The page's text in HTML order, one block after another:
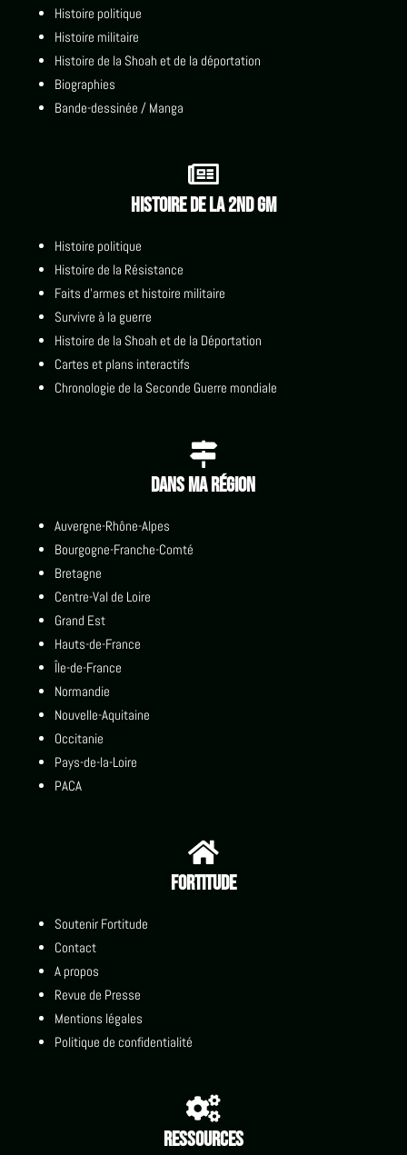
Histoire politique
Histoire militaire
Histoire de la Shoah et de la déportation
Biographies
Bande-dessinée / Manga

Histoire de la 2nd GM
Histoire politique
Histoire de la Résistance
Faits d'armes et histoire militaire
Survivre à la guerre
Histoire de la Shoah et de la Déportation
Cartes et plans interactifs
Chronologie de la Seconde Guerre mondiale

Dans ma région
Auvergne-Rhône-Alpes
Bourgogne-Franche-Comté
Bretagne
Centre-Val de Loire
Grand Est
Hauts-de-France
Île-de-France
Normandie
Nouvelle-Aquitaine
Occitanie
Pays-de-la-Loire
PACA

Fortitude
Soutenir Fortitude
Contact
A propos
Revue de Presse
Mentions légales
Politique de confidentialité

Ressources